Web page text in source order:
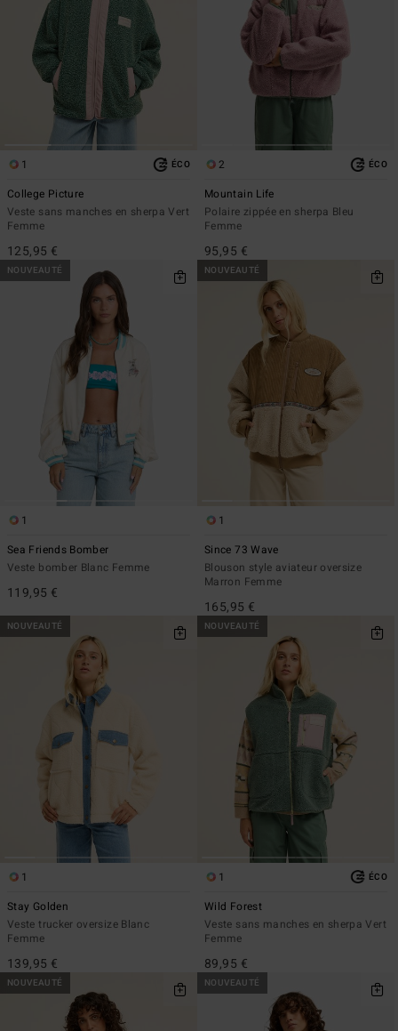
1 ÉCO
College Picture
Veste sans manches en sherpa Vert
Femme
125,95 €
2 ÉCO
Mountain Life
Polaire zippée en sherpa Bleu
Femme
95,95 €
NOUVEAUTÉ
1
Sea Friends Bomber
Veste bomber Blanc Femme
119,95 €
NOUVEAUTÉ
1
Since 73 Wave
Blouson style aviateur oversize
Marron Femme
165,95 €
NOUVEAUTÉ
1
Stay Golden
Veste trucker oversize Blanc
Femme
139,95 €
NOUVEAUTÉ
1 ÉCO
Wild Forest
Veste sans manches en sherpa Vert
Femme
89,95 €
NOUVEAUTÉ NOUVEAUTÉ